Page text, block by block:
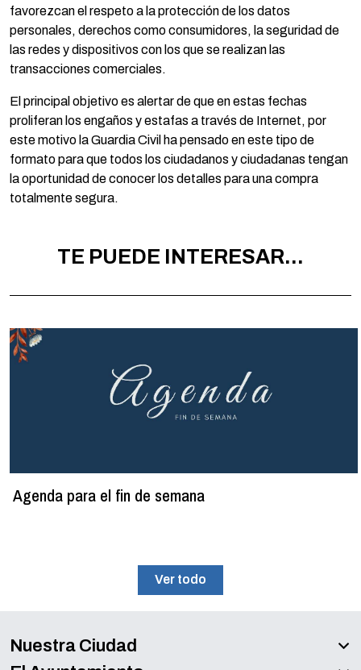
favorezcan el respeto a la protección de los datos
personales, derechos como consumidores, la seguridad de
las redes y dispositivos con los que se realizan las
transacciones comerciales.
El principal objetivo es alertar de que en estas fechas
proliferan los engaños y estafas a través de Internet, por
este motivo la Guardia Civil ha pensado en este tipo de
formato para que todos los ciudadanos y ciudadanas tengan
la oportunidad de conocer los detalles para una compra
totalmente segura.
TE PUEDE INTERESAR...
Agenda para el fin de semana
Ver todo
Nuestra Ciudad